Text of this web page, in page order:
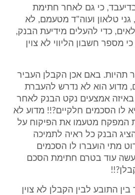
כי גם לאחר חתימת
טלאון ועוה"ד מטעמם, לא
כדי להעלים מידיעת הבנק,
מספר חשבון הליווי לא צוין
תהיות. באם אכן הקבלן העביר
מדוע הוא לא נדרש להעברת
אמצעים נקט הבנק לאחר
לו הסכמים חלקיים?!! מדוע לא
המפקח מטעמו את הפיקוח על
הבנק כל ראיה לתמיכה
מתי הועברו לו הסכמים
עוד בטרם חתימת הסכם
התובע לבין הקבלן לא צוין